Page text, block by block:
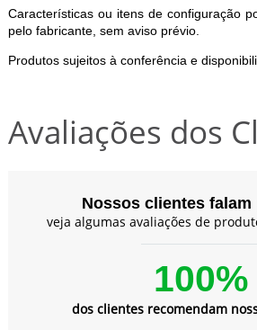
Características ou itens de configuração
pelo fabricante, sem aviso prévio.
Produtos sujeitos à conferência e
Avaliações dos
Nossos clientes falam
veja algumas avaliações de
100%
dos clientes recomendam